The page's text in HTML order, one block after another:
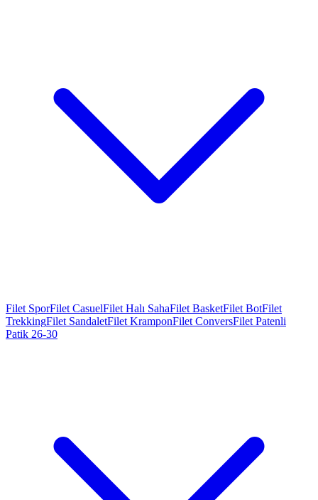
Filet SporFilet CasuelFilet Halı SahaFilet BasketFilet BotFilet
TrekkingFilet SandaletFilet KramponFilet ConversFilet Patenli
Patik 26-30